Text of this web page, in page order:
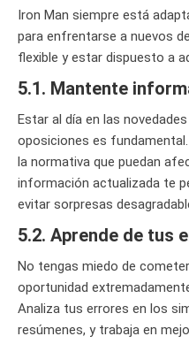
Iron Man siempre está
para enfrentarse a nuevos
flexible y estar dispuesto a
5.1. Mantente
Estar al día en las
oposiciones es
la normativa que puedan
información actualizada te
evitar sorpresas
5.2. Aprende de tus
No tengas miedo de
oportunidad
Analiza tus errores en los
resúmenes, y trabaja en